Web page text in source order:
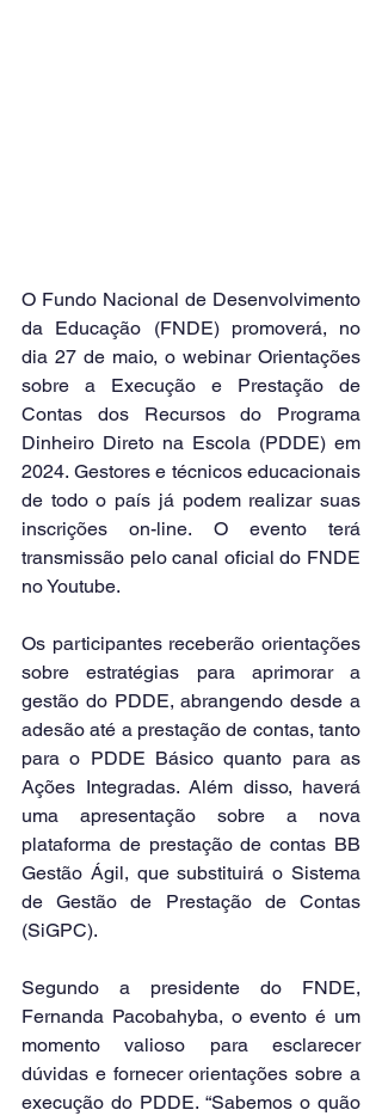
O Fundo Nacional de Desenvolvimento
da Educação (FNDE) promoverá, no
dia 27 de maio, o webinar Orientações
sobre a Execução e Prestação de
Contas dos Recursos do Programa
Dinheiro Direto na Escola (PDDE) em
2024. Gestores e técnicos educacionais
de todo o país já podem realizar suas
inscrições on-line. O evento terá
transmissão pelo canal oficial do FNDE
no Youtube.
Os participantes receberão orientações
sobre estratégias para aprimorar a
gestão do PDDE, abrangendo desde a
adesão até a prestação de contas, tanto
para o PDDE Básico quanto para as
Ações Integradas. Além disso, haverá
uma apresentação sobre a nova
plataforma de prestação de contas BB
Gestão Ágil, que substituirá o Sistema
de Gestão de Prestação de Contas
(SiGPC).
Segundo a presidente do FNDE,
Fernanda Pacobahyba, o evento é um
momento valioso para esclarecer
dúvidas e fornecer orientações sobre a
execução do PDDE. “Sabemos o quão